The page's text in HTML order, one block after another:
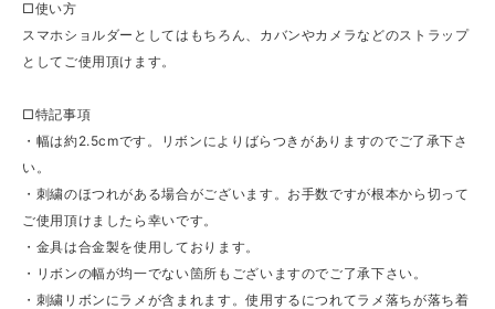
□使い方
スマホショルダーとしてはもちろん、カバンやカメラなどのストラップ
としてご使用頂けます。
□特記事項
・幅は約2.5cmです。リボンによりばらつきがありますのでご了承下さ
い。
・刺繍のほつれがある場合がございます。お手数ですが根本から切って
ご使用頂けましたら幸いです。
・金具は合金製を使用しております。
・リボンの幅が均一でない箇所もございますのでご了承下さい。
・刺繍リボンにラメが含まれます。使用するにつれてラメ落ちが落ち着